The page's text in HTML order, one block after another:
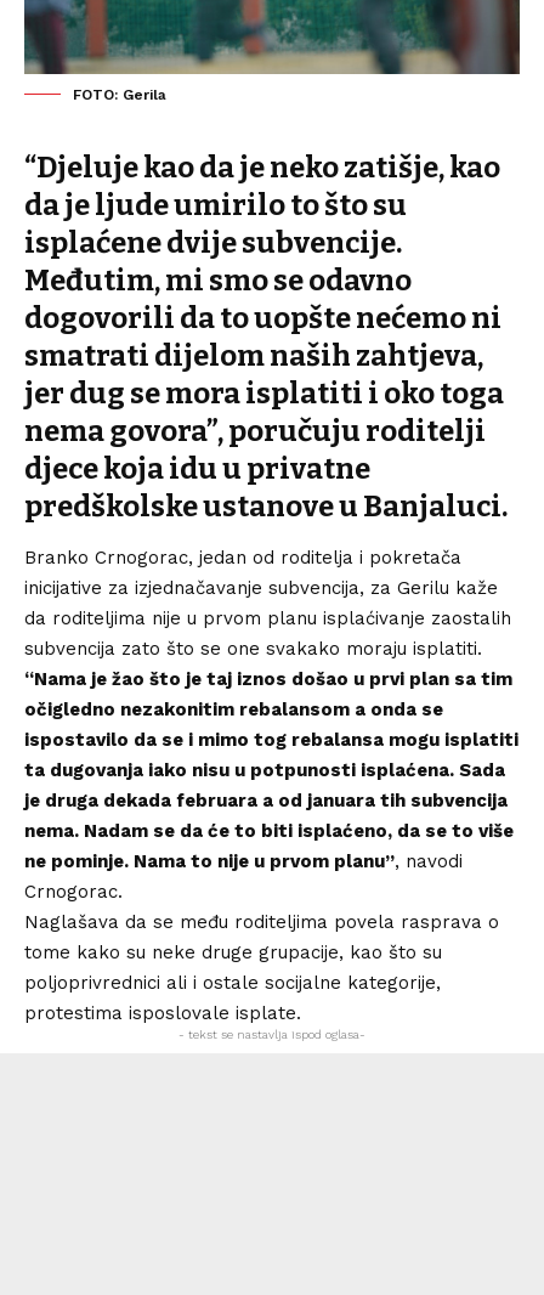
FOTO: Gerila
“Djeluje kao da je neko zatišje, kao
da je ljude umirilo to što su
isplaćene dvije subvencije.
Međutim, mi smo se odavno
dogovorili da to uopšte nećemo ni
smatrati dijelom naših zahtjeva,
jer dug se mora isplatiti i oko toga
nema govora”, poručuju roditelji
djece koja idu u privatne
predškolske ustanove u Banjaluci.
Branko Crnogorac, jedan od roditelja i pokretača
inicijative za izjednačavanje subvencija, za Gerilu kaže
da roditeljima nije u prvom planu isplaćivanje zaostalih
subvencija zato što se one svakako moraju isplatiti.
“Nama je žao što je taj iznos došao u prvi plan sa tim
očigledno nezakonitim rebalansom a onda se
ispostavilo da se i mimo tog rebalansa mogu isplatiti
ta dugovanja iako nisu u potpunosti isplaćena. Sada
je druga dekada februara a od januara tih subvencija
nema. Nadam se da će to biti isplaćeno, da se to više
ne pominje. Nama to nije u prvom planu”, navodi
Crnogorac.
Naglašava da se među roditeljima povela rasprava o
tome kako su neke druge grupacije, kao što su
poljoprivrednici ali i ostale socijalne kategorije,
protestima isposlovale isplate.
- tekst se nastavlja ispod oglasa-